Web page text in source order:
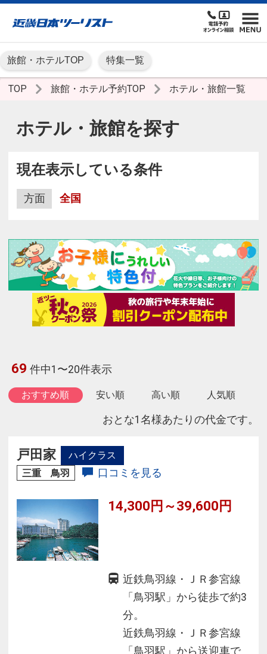
旅館・ホテルTOP 特集一覧
TOP 旅館・ホテル予約TOP ホテル・旅館一覧
ホテル・旅館を探す
現在表示している条件
方面 全国
69 件中1〜20件表示
おすすめ順 安い順 高い順 人気順
おとな1名様あたりの代金です。
戸田家
ハイクラス
三重 鳥羽
口コミを見る
14,300円～39,600円
近鉄鳥羽線・ＪＲ参宮線
「鳥羽駅」から徒歩で約3
分。
近鉄鳥羽線・ＪＲ参宮線
「鳥羽駅」から送迎車で